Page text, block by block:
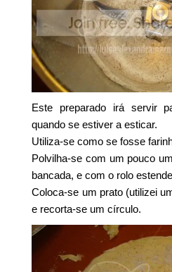
Este preparado irá servir
quando se estiver a esticar.
Utiliza-se como se fosse
Polvilha-se com um pouco
bancada, e com o rolo
Coloca-se um prato (utilizei
e recorta-se um círculo.